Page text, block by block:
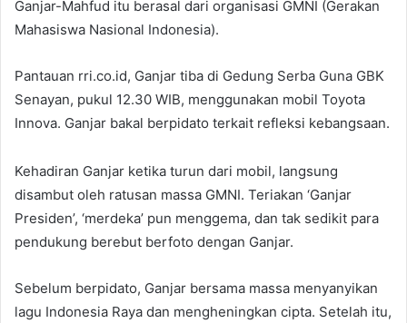
Ganjar-Mahfud itu berasal dari organisasi GMNI (Gerakan
Mahasiswa Nasional Indonesia).
Pantauan rri.co.id, Ganjar tiba di Gedung Serba Guna GBK
Senayan, pukul 12.30 WIB, menggunakan mobil Toyota
Innova. Ganjar bakal berpidato terkait refleksi kebangsaan.
Kehadiran Ganjar ketika turun dari mobil, langsung
disambut oleh ratusan massa GMNI. Teriakan ‘Ganjar
Presiden’, ‘merdeka’ pun menggema, dan tak sedikit para
pendukung berebut berfoto dengan Ganjar.
Sebelum berpidato, Ganjar bersama massa menyanyikan
lagu Indonesia Raya dan mengheningkan cipta. Setelah itu,